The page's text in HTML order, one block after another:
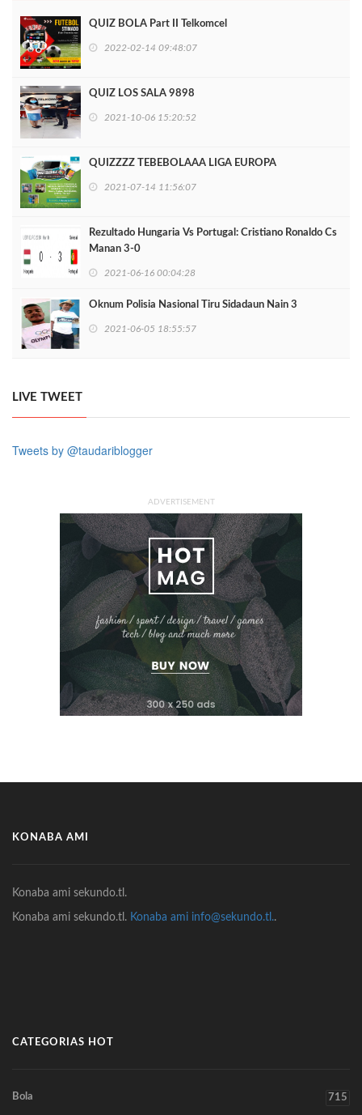
QUIZ BOLA Part II Telkomcel
2022-02-14 09:48:07
QUIZ LOS SALA 9898
2021-10-06 15:20:52
QUIZZZZ TEBEBOLAAA LIGA EUROPA
2021-07-14 11:56:07
Rezultado Hungaria Vs Portugal: Cristiano Ronaldo Cs
Manan 3-0
2021-06-16 00:04:28
Oknum Polisia Nasional Tiru Sidadaun Nain 3
2021-06-05 18:55:57
LIVE TWEET
Tweets by @taudariblogger
ADVERTISEMENT
KONABA AMI
Konaba ami sekundo.tl.
Konaba ami sekundo.tl. Konaba ami info@sekundo.tl..
CATEGORIAS HOT
Bola 715